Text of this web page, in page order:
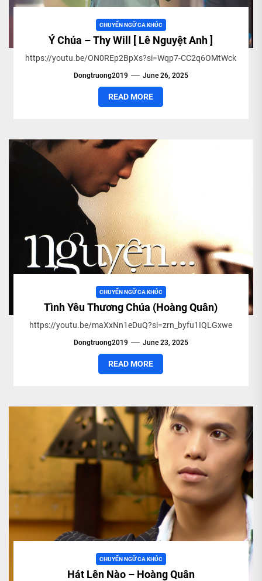
CHUYỂN NGỮ CA KHÚC
Ý Chúa – Thy Will [ Lê Nguyệt Anh ]
https://youtu.be/ON0REp2BpXs?si=Wqp7-CC2q6OMtWck
Dongtruong2019 June 26, 2025
READ MORE
CHUYỂN NGỮ CA KHÚC
Tình Yêu Thương Chúa (Hoàng Quân)
https://youtu.be/maXxNn1eDuQ?si=zrn_byfu1IQLGxwe
Dongtruong2019 June 23, 2025
READ MORE
CHUYỂN NGỮ CA KHÚC
Hát Lên Nào – Hoàng Quân